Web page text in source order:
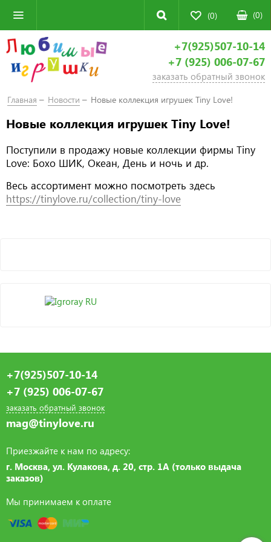
(0) (0)
+7(925)507-10-14
+7 (925) 006-07-67
заказать обратный звонок
Главная Новости Новые коллекция игрушек Tiny Love!
Новые коллекция игрушек Tiny Love!
Поступили в продажу новые коллекции фирмы Tiny
Love: Бохо ШИК, Океан, День и ночь и др.
Весь ассортимент можно посмотреть здесь
https://tinylove.ru/collection/tiny-love
+7(925)507-10-14
+7 (925) 006-07-67
заказать обратный звонок
mag@tinylove.ru
Приезжайте к нам по адресу:
г. Москва, ул. Кулакова, д. 20, стр. 1А (только выдача
заказов)
Мы принимаем к оплате